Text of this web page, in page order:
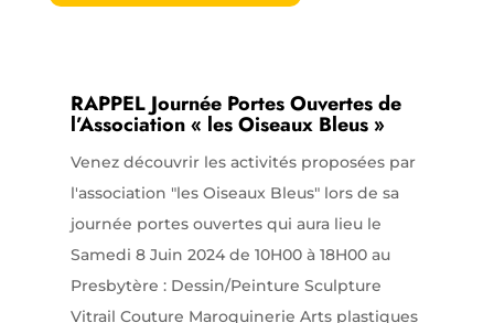
RAPPEL Journée Portes Ouvertes de
l’Association « les Oiseaux Bleus »
Venez découvrir les activités proposées par
l'association "les Oiseaux Bleus" lors de sa
journée portes ouvertes qui aura lieu le
Samedi 8 Juin 2024 de 10H00 à 18H00 au
Presbytère : Dessin/Peinture Sculpture
Vitrail Couture Maroquinerie Arts plastiques